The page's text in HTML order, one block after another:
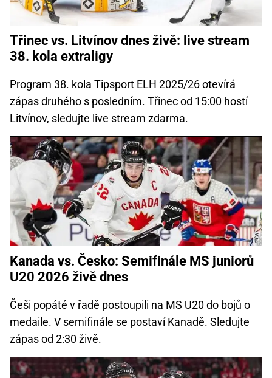
Třinec vs. Litvínov dnes živě: live stream
38. kola extraligy
Program 38. kola Tipsport ELH 2025/26 otevírá
zápas druhého s posledním. Třinec od 15:00 hostí
Litvínov, sledujte live stream zdarma.
Kanada vs. Česko: Semifinále MS juniorů
U20 2026 živě dnes
Češi popáté v řadě postoupili na MS U20 do bojů o
medaile. V semifinále se postaví Kanadě. Sledujte
zápas od 2:30 živě.